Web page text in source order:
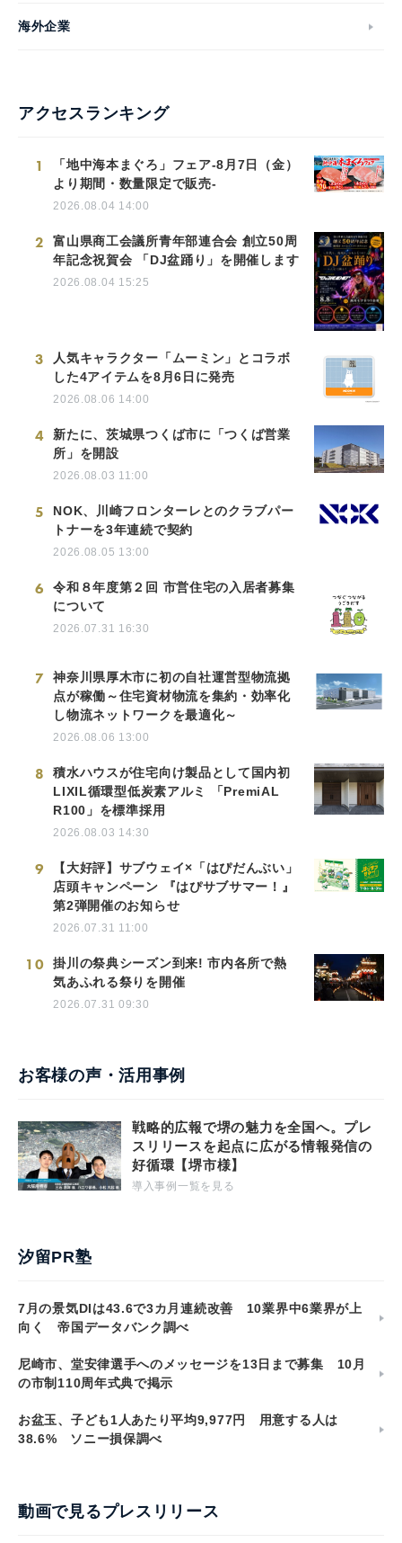
海外企業
アクセスランキング
1
「地中海本まぐろ」フェア-8月7日（金）
より期間・数量限定で販売-
2026.08.04 14:00
2
富山県商工会議所青年部連合会 創立50周
年記念祝賀会 「DJ盆踊り」を開催します
2026.08.04 15:25
3
人気キャラクター「ムーミン」とコラボ
した4アイテムを8月6日に発売
2026.08.06 14:00
4
新たに、茨城県つくば市に「つくば営業
所」を開設
2026.08.03 11:00
5
NOK、川崎フロンターレとのクラブパー
トナーを3年連続で契約
2026.08.05 13:00
6
令和８年度第２回 市営住宅の入居者募集
について
2026.07.31 16:30
7
神奈川県厚木市に初の自社運営型物流拠
点が稼働～住宅資材物流を集約・効率化
し物流ネットワークを最適化～
2026.08.06 13:00
8
積水ハウスが住宅向け製品として国内初
LIXIL循環型低炭素アルミ 「PremiAL
R100」を標準採用
2026.08.03 14:30
9
【大好評】サブウェイ×「はぴだんぶい」
店頭キャンペーン 『はぴサブサマー！』
第2弾開催のお知らせ
2026.07.31 11:00
10
掛川の祭典シーズン到来! 市内各所で熱
気あふれる祭りを開催
2026.07.31 09:30
お客様の声・活用事例
戦略的広報で堺の魅力を全国へ。プレ
スリリースを起点に広がる情報発信の
好循環【堺市様】
導入事例一覧を見る
汐留PR塾
7月の景気DIは43.6で3カ月連続改善 10業界中6業界が上
向く 帝国データバンク調べ
尼崎市、堂安律選手へのメッセージを13日まで募集 10月
の市制110周年式典で掲示
お盆玉、子ども1人あたり平均9,977円 用意する人は
38.6% ソニー損保調べ
動画で見るプレスリリース